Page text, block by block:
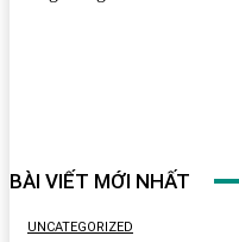
BÀI VIẾT MỚI NHẤT
UNCATEGORIZED